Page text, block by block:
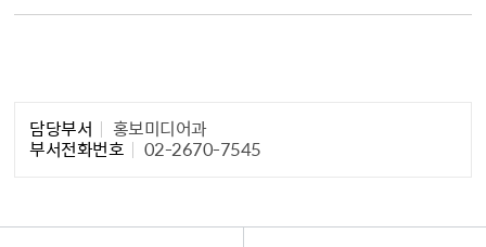
담당부서 홍보미디어과
부서전화번호 02-2670-7545